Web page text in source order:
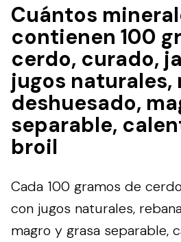
Cuántos
contienen 100
cerdo, curado,
jugos naturales,
deshuesado,
separable,
broil
Cada 100 gramos de
con jugos naturales,
magro y grasa separable,